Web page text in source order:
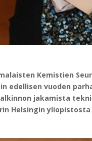
Kemistien
edellisen vuoden
jakamista
Helsingin